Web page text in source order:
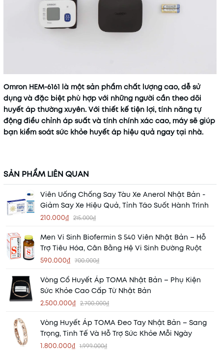
Omron HEM-6161 là một sản phẩm chất lượng cao, dễ sử
dụng và đặc biệt phù hợp với những người cần theo dõi
huyết áp thường xuyên. Với thiết kế tiện lợi, tính năng tự
động điều chỉnh áp suất và tính chính xác cao, máy sẽ giúp
bạn kiểm soát sức khỏe huyết áp hiệu quả ngay tại nhà.
SẢN PHẨM LIÊN QUAN
Viên Uống Chống Say Tàu Xe Anerol Nhật Bản -
Giảm Say Xe Hiệu Quả, Tỉnh Táo Suốt Hành Trình
210.000₫ 215.000₫
Men Vi Sinh Biofermin S 540 Viên Nhật Bản – Hỗ
Trợ Tiêu Hóa, Cân Bằng Hệ Vi Sinh Đường Ruột
590.000₫ 700.000₫
Vòng Cổ Huyết Áp TOMA Nhật Bản – Phụ Kiện
Sức Khỏe Cao Cấp Từ Nhật Bản
2.500.000₫ 2.700.000₫
Vòng Huyết Áp TOMA Đeo Tay Nhật Bản – Sang
Trọng, Tinh Tế Và Hỗ Trợ Sức Khỏe Mỗi Ngày
1.800.000₫ 1.999.000₫